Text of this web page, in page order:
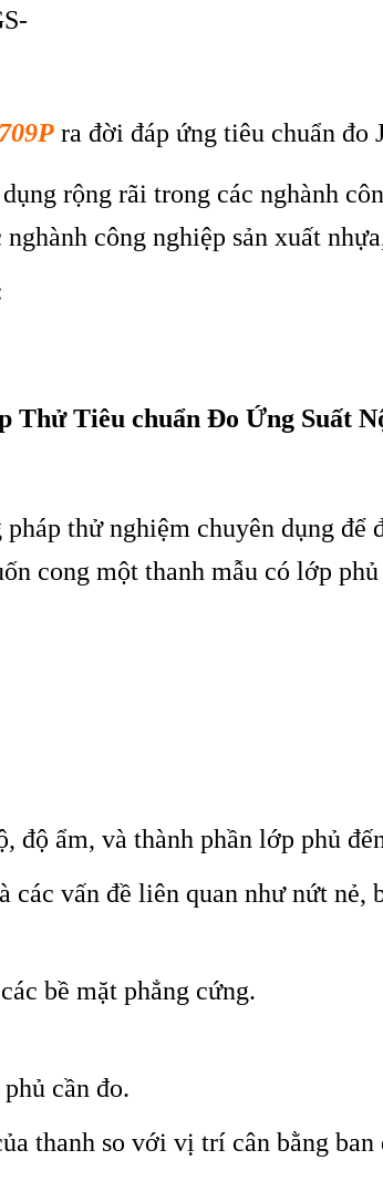
P ra đời đáp ứng tiêu chuẩn đo
rộng rãi trong các nghành
nghành công nghiệp sản xuất
Thử Tiêu chuẩn Đo Ứng Suất
thử nghiệm chuyên dụng để
cong một thanh mẫu có lớp
độ ẩm, và thành phần lớp phủ
các vấn đề liên quan như nứt nẻ,
bề mặt phẳng cứng.
cần đo.
thanh so với vị trí cân bằng ban